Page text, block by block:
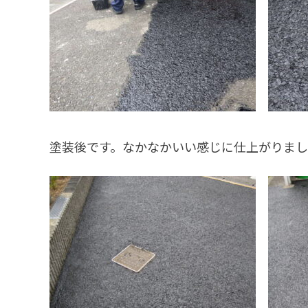
塗装後です。なかなかいい感じに仕上がりま